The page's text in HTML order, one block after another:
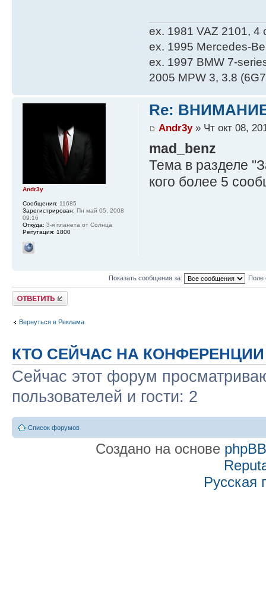
ex. 1981 VAZ 2101, 4
ex. 1995 Mercedes-
ex. 1997 BMW 7-
2005 MPW 3, 3.8
Re:
Andr3y» Чт окт 08,
mad_benz
Тема в разделе
кого более 5
Andr3y
Сообщения: 11685
Зарегистрирован: Пн май 05, 2008
09:16
Откуда: 3-я планета от Солнца
Репутация: 1800
Показать сообщения за: Поле
Ответить
Вернуться в Реклама
КТО СЕЙЧАС НА КОНФЕРЕНЦИИ
Сейчас этот форум
пользователей и гости: 2
Список форумов
Создано на основе phpBB
Русская